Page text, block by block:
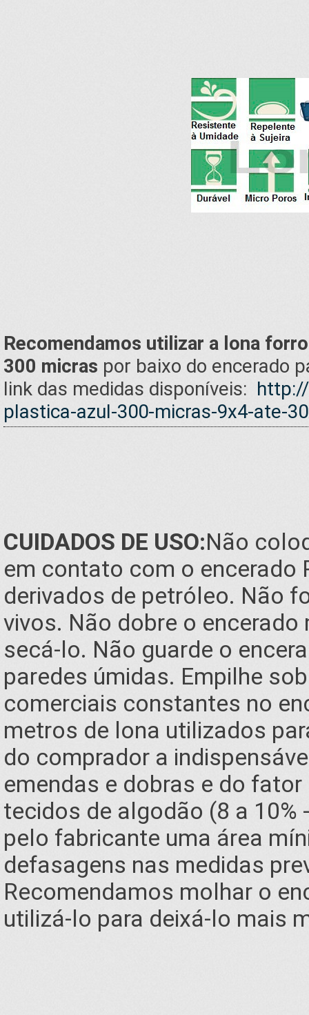
Recomendamos utilizar a lona
300 micras por baixo do encerado
link das medidas disponíveis:
plastica-azul-300-micras-9x4-ate-
CUIDADOS DE USO:Não
em contato com o encerado
derivados de petróleo. Não
vivos. Não dobre o
secá-lo. Não guarde o
paredes úmidas. Empilhe
comerciais constantes no
metros de lona utilizados
do comprador a
emendas e dobras e do
tecidos de algodão (8 a 10%
pelo fabricante uma área
defasagens nas medidas
Recomendamos molhar o
utilizá-lo para deixá-lo mais